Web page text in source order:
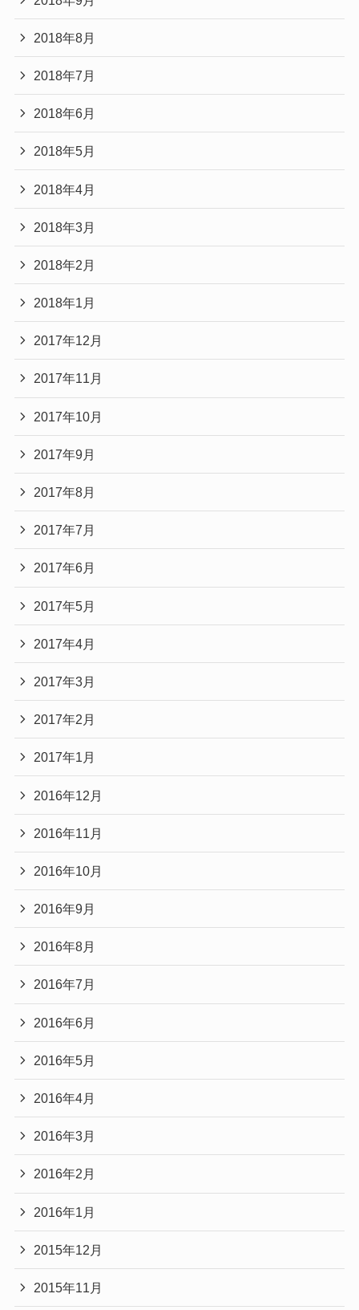
2018年8月
2018年7月
2018年6月
2018年5月
2018年4月
2018年3月
2018年2月
2018年1月
2017年12月
2017年11月
2017年10月
2017年9月
2017年8月
2017年7月
2017年6月
2017年5月
2017年4月
2017年3月
2017年2月
2017年1月
2016年12月
2016年11月
2016年10月
2016年9月
2016年8月
2016年7月
2016年6月
2016年5月
2016年4月
2016年3月
2016年2月
2016年1月
2015年12月
2015年11月